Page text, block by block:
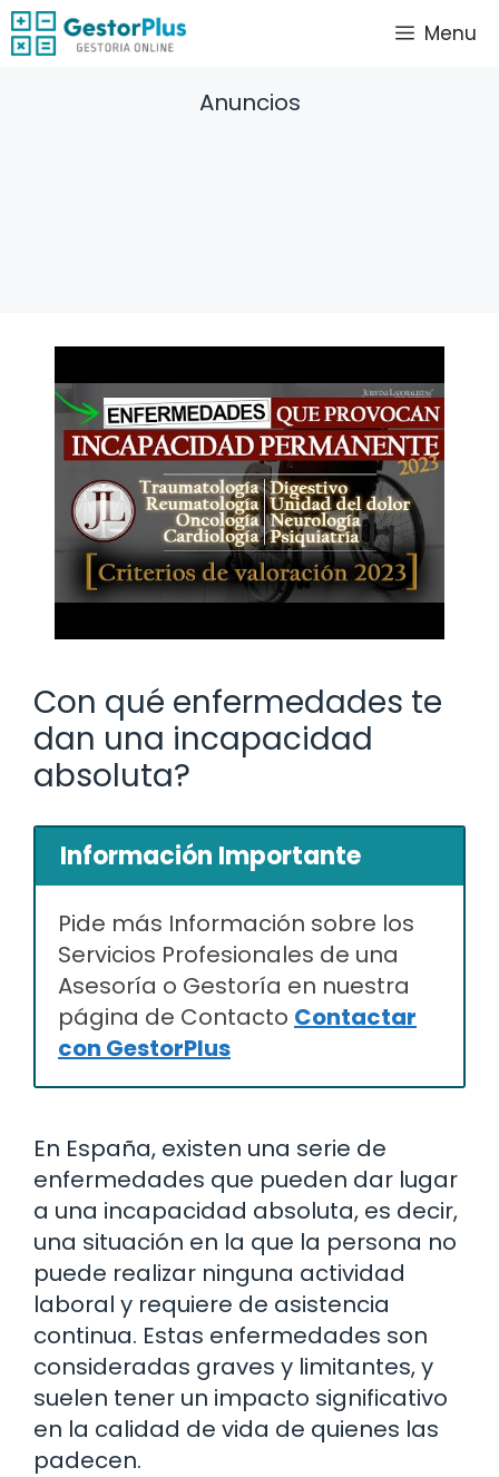
Saltar
al
Menu
Anuncios
Con qué enfermedades te
dan una incapacidad
absoluta?
Información Importante
Pide más Información sobre los
Servicios Profesionales de una
Asesoría o Gestoría en nuestra
página de Contacto Contactar
con GestorPlus
En España, existen una serie de
enfermedades que pueden dar lugar
a una incapacidad absoluta, es decir,
una situación en la que la persona no
puede realizar ninguna actividad
laboral y requiere de asistencia
continua. Estas enfermedades son
consideradas graves y limitantes, y
suelen tener un impacto significativo
en la calidad de vida de quienes las
padecen.